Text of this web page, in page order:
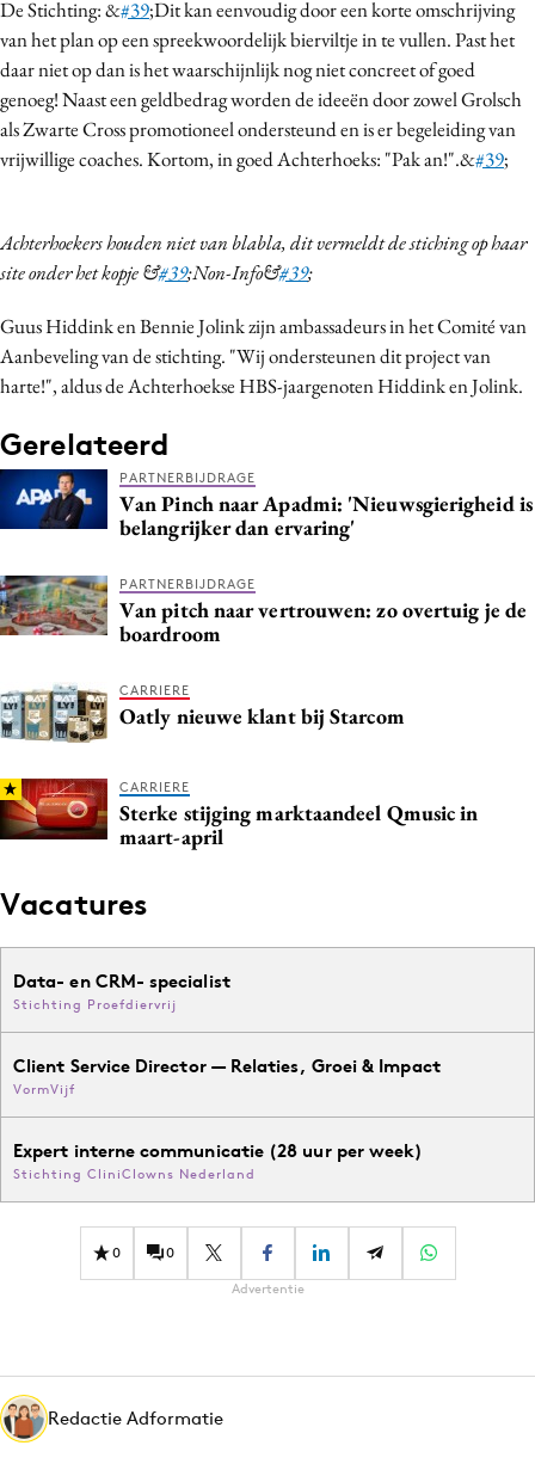
De Stichting: &#39;Dit kan eenvoudig door een korte omschrijving
van het plan op een spreekwoordelijk bierviltje in te vullen. Past het
daar niet op dan is het waarschijnlijk nog niet concreet of goed
genoeg! Naast een geldbedrag worden de ideeën door zowel Grolsch
als Zwarte Cross promotioneel ondersteund en is er begeleiding van
vrijwillige coaches. Kortom, in goed Achterhoeks: "Pak an!".&#39;
Achterhoekers houden niet van blabla, dit vermeldt de stiching op haar
site onder het kopje &#39;Non-Info&#39;
Guus Hiddink en Bennie Jolink zijn ambassadeurs in het Comité van
Aanbeveling van de stichting. "Wij ondersteunen dit project van
harte!", aldus de Achterhoekse HBS-jaargenoten Hiddink en Jolink.
Gerelateerd
PARTNERBIJDRAGE
Van Pinch naar Apadmi: 'Nieuwsgierigheid is
belangrijker dan ervaring'
PARTNERBIJDRAGE
Van pitch naar vertrouwen: zo overtuig je de
boardroom
CARRIERE
Oatly nieuwe klant bij Starcom
CARRIERE
Sterke stijging marktaandeel Qmusic in
maart-april
Vacatures
Data- en CRM- specialist
Stichting Proefdiervrij
Client Service Director — Relaties, Groei & Impact
VormVijf
Expert interne communicatie (28 uur per week)
Stichting CliniClowns Nederland
0 0
Advertentie
Redactie Adformatie